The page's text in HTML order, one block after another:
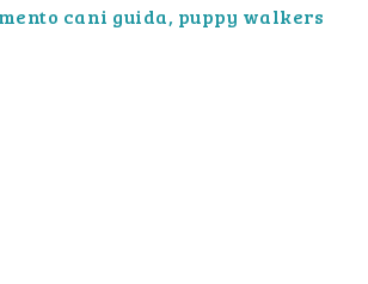
cani guida, puppy walkers